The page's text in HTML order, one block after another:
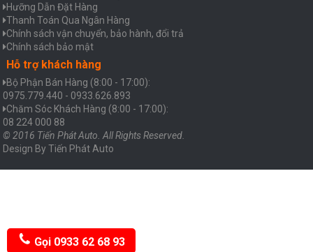
Hưỡng Dẫn Đặt Hàng
Thanh Toán Qua Ngân Hàng
Chính sách vận chuyển, bảo hành, đổi trả
Chính sách bảo mật
Hỗ trợ khách hàng
Bộ Phận Bán Hàng (8:00 - 17:00):
0975.779.440 - 0933.626.893
Chăm Sóc Khách Hàng (8:00 - 17:00):
08 224 000 88
© 2016 Tiến Phát Auto. All Rights Reserved.
Design ByTiến Phát Auto
Gọi 0933 62 68 93